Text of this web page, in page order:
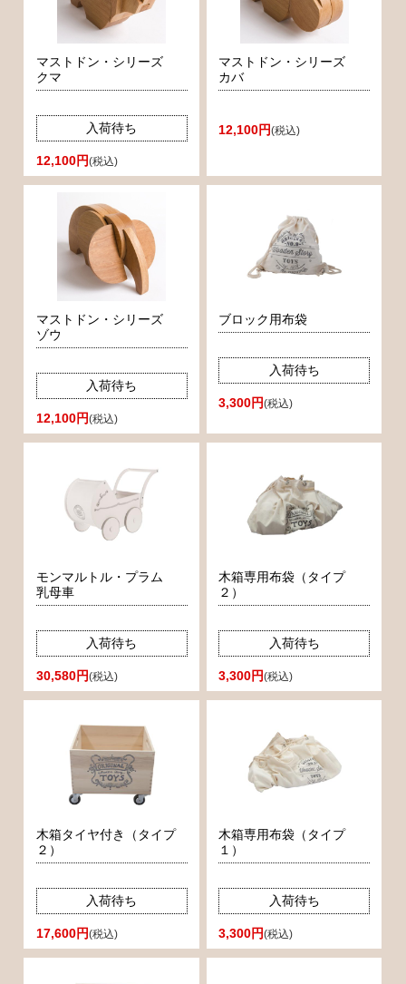
マストドン・シリーズ
クマ
入荷待ち
12,100円(税込)
マストドン・シリーズ
カバ
12,100円(税込)
マストドン・シリーズ
ゾウ
入荷待ち
12,100円(税込)
ブロック用布袋
入荷待ち
3,300円(税込)
モンマルトル・プラム
乳母車
入荷待ち
30,580円(税込)
木箱専用布袋（タイプ
２）
入荷待ち
3,300円(税込)
木箱タイヤ付き（タイプ
２）
入荷待ち
17,600円(税込)
木箱専用布袋（タイプ
１）
入荷待ち
3,300円(税込)